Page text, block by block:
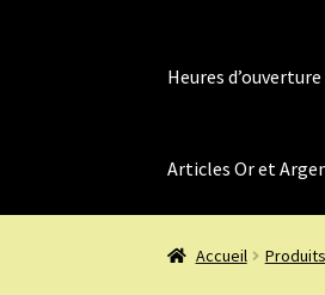
Heures d’ouverture
Articles Or et
Accueil